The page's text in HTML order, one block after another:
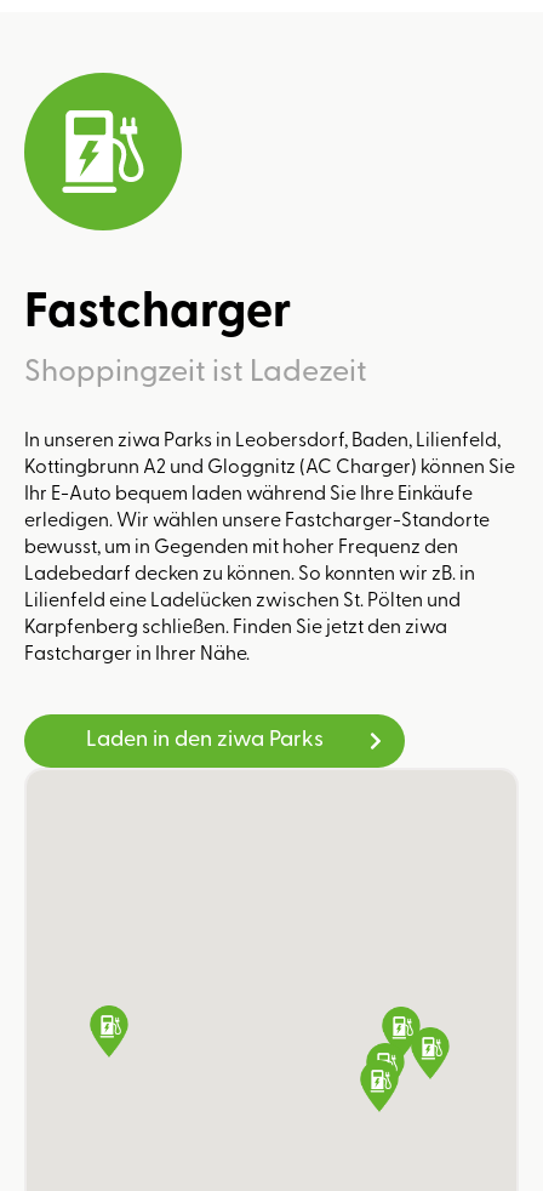
Fastcharger
Shoppingzeit ist Ladezeit
In unseren ziwa Parks in Leobersdorf, Baden, Lilienfeld,
Kottingbrunn A2 und Gloggnitz (AC Charger) können Sie
Ihr E-Auto bequem laden während Sie Ihre Einkäufe
erledigen. Wir wählen unsere Fastcharger-Standorte
bewusst, um in Gegenden mit hoher Frequenz den
Ladebedarf decken zu können. So konnten wir zB. in
Lilienfeld eine Ladelücken zwischen St. Pölten und
Karpfenberg schließen. Finden Sie jetzt den ziwa
Fastcharger in Ihrer Nähe.
Laden in den ziwa Parks